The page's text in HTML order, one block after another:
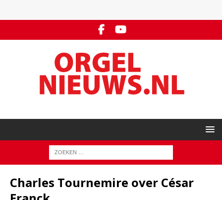
Charles Tournemire over César